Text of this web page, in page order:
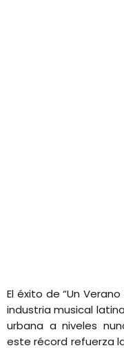
El éxito de “Un
industria musical
urbana a niveles
este récord refuerza